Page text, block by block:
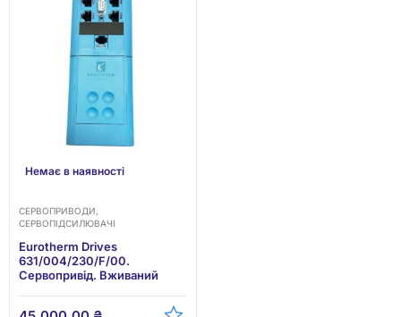
Немає в наявності
СЕРВОПРИВОДИ,
СЕРВОПІДСИЛЮВАЧІ
Eurotherm Drives
631/004/230/F/00.
Сервопривід. Вживаний